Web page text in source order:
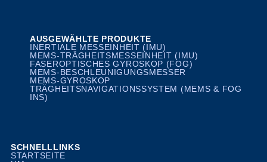
AUSGEWÄHLTE PRODUKTE
INERTIALE MESSEINHEIT (IMU)
MEMS-TRÄGHEITSMESSEINHEIT (IMU)
FASEROPTISCHES GYROSKOP (FOG)
MEMS-BESCHLEUNIGUNGSMESSER
MEMS-GYROSKOP
TRÄGHEITSNAVIGATIONSSYSTEM (MEMS & FOG
INS)
SCHNELLLINKS
STARTSEITE